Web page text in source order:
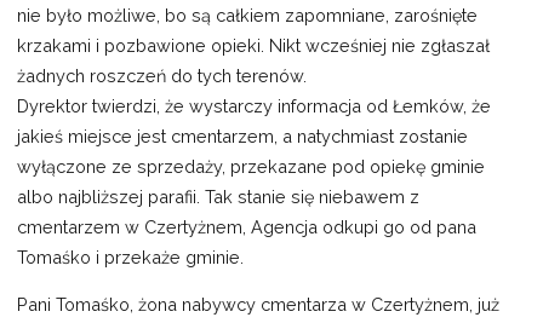
nie było możliwe, bo są całkiem zapomniane, zarośnięte
krzakami i pozbawione opieki. Nikt wcześniej nie zgłaszał
żadnych roszczeń do tych terenów.
Dyrektor twierdzi, że wystarczy informacja od Łemków, że
jakieś miejsce jest cmentarzem, a natychmiast zostanie
wyłączone ze sprzedaży, przekazane pod opiekę gminie
albo najbliższej parafii. Tak stanie się niebawem z
cmentarzem w Czertyżnem, Agencja odkupi go od pana
Tomaśko i przekaże gminie.
Pani Tomaśko, żona nabywcy cmentarza w Czertyżnem, już